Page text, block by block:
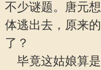
不少谜题。唐元
体逃出去，原来
了？
毕竟这姑娘算